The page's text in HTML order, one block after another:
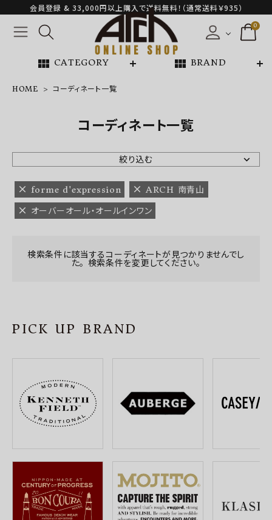
会員登録 & 33,000円以上購入で送料無料！（通常送料￥935）
0
view_module CATEGORY view_module BRAND
NEW ARRIVAL
ARCH EXCLUSIVE
BRAND
CATEGORY
プライバシーポリシー
特定商取引法について
お問い合わせ
OFFICIAL WEB SITE
meeting_room ログイン 会員登録
HOME コーディネート一覧
コーディネート一覧
絞り込む
forme d'expression
ARCH 南青山
オーバーオール・オールインワン
検索条件に該当するコーディネートが見つかりませんでし
た。 検索条件を変更してください。
PICK UP BRAND